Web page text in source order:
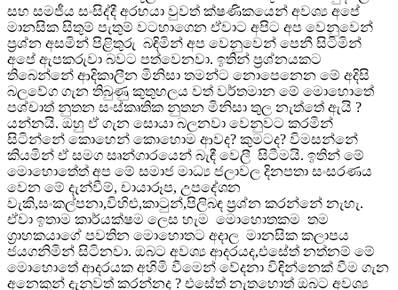
සහ සමජීය සංසිද්දී අරභයා වුවත් ක්ෂණිකයෙන් අවශ්‍ය අපේ
මානසික සිතුම් පැතුම් වටහාගෙන ඒවාට අපිට අප වෙනුවෙන්
ප්‍රශ්න අසමින් පිළිතුරු බඳිමින් අප වෙනුවෙන් පෙනී සිටිමින්
අපේ ඇපකරුවා බවට පත්වෙනවා. ඉතින් ප්‍රශ්නයකට
තිබෙන්නේ ආදිකාලීන මිනිසා තමන්ට නොපෙනෙන මේ අදිසි
බලවේග ගැන තිබුණු කුතුහලය වත් වර්තමාන මේ මොහොතේ
පශ්චාත් නුතන සංස්කෘතික නුතන මිනිසා තුල නැත්තේ ඇයි ?
යන්නයි. ඔහු ඒ ගැන සොයා බලනවා වෙනුවට කරමින්
සිටින්නේ කොහෙන් කොහොම ආවද? කුමටද? විමසන්නේ
කියමින් ඒ සමග සෘන්ගාරයෙන් බැඳී වෙලී සිටීමයි. ඉතින් මේ
මොහොතේත් අප මේ සමාජ මාධ්‍ය ජලාවල දිනපතා සංසරණය
වෙන මේ දැන්වීම්, චායාරූප, උපදේශන
වැකි,සංකල්පනා,විහිළු,කාටුන්,පිලිබඳ ප්‍රශ්න කරන්නේ නැහැ.
ඒවා ඉතාම කාර්යක්ෂම ලෙස හැම මොහොතකම තම
ග්‍රාහකයාගේ පවතින මොහොතට අදාල මානසික කලාපය
ජයගනිමින් සිටිනවා. ඔබට අවශ්‍ය ආදරයද,එසේත් නත්නම් මේ
මොහොතේ ආදරයක අහිමි වීමෙන් වේදනා විඳින්නෙක් වීම ගැන
අනෙකුන් දැනුවත් කරන්නද ? එසේත් නැතහොත් ඔබට අවශ්‍ය